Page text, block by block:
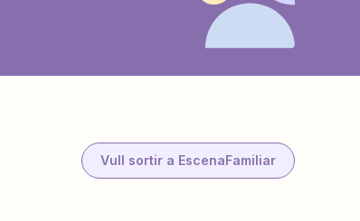
Vull sortir a EscenaFamiliar